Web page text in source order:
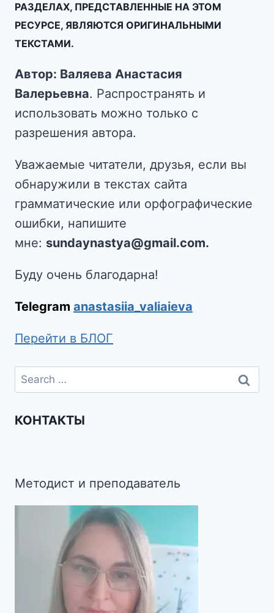
РАЗДЕЛАХ, ПРЕДСТАВЛЕННЫЕ НА ЭТОМ
РЕСУРСЕ, ЯВЛЯЮТСЯ ОРИГИНАЛЬНЫМИ
ТЕКСТАМИ.
Автор: Валяева Анастасия
Валерьевна. Распространять и
использовать можно только с
разрешения автора.
Уважаемые читатели, друзья, если вы
обнаружили в текстах сайта
грамматические или орфографические
ошибки, напишите
мне: sundaynastya@gmail.com.
Буду очень благодарна!
Telegram anastasiia_valiaieva
Перейти в БЛОГ
КОНТАКТЫ
Методист и преподаватель